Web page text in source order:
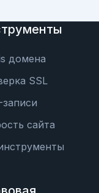
домена
SSL
сайта